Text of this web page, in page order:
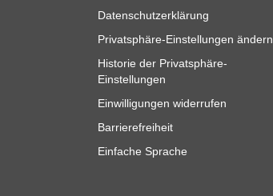
Datenschutzerklärung
Privatsphäre-Einstellungen ändern
Historie der Privatsphäre-
Einstellungen
Einwilligungen widerrufen
Barrierefreiheit
Einfache Sprache